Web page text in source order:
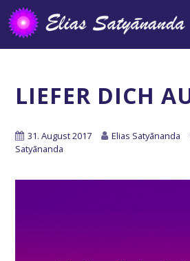
LIEFER DICH
31. August 2017 Elias Satyānanda
Satyānanda